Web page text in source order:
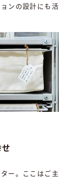
ンの設計にも活
ー。ここはご主